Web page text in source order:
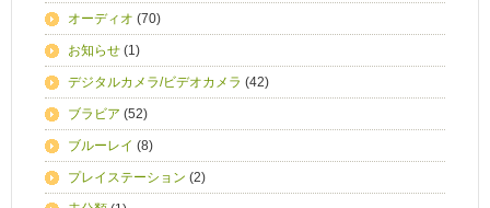
オーディオ (70)
お知らせ (1)
デジタルカメラ/ビデオカメラ (42)
ブラビア (52)
ブルーレイ (8)
プレイステーション (2)